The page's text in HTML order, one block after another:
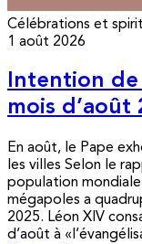
Célébrations et
1 août 2026
Intention
mois d’août
En août, le Pape
les villes Selon le
population
mégapoles a
2025. Léon XIV
d’août à